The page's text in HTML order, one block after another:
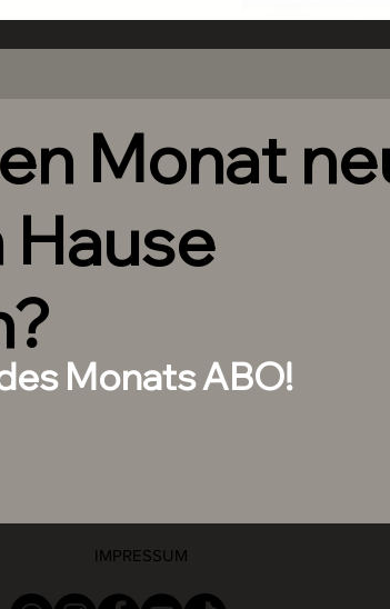
Monat
Hause
Monats ABO!
IMPRESSUM